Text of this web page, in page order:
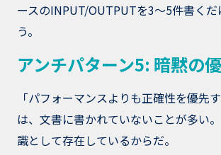
ースのINPUT/OUTPUTを3〜5件書く
う。
アンチパターン5: 暗黙の
「パフォーマンスよりも正確性を優先
は、文書に書かれていないことが多い
識として存在しているからだ。